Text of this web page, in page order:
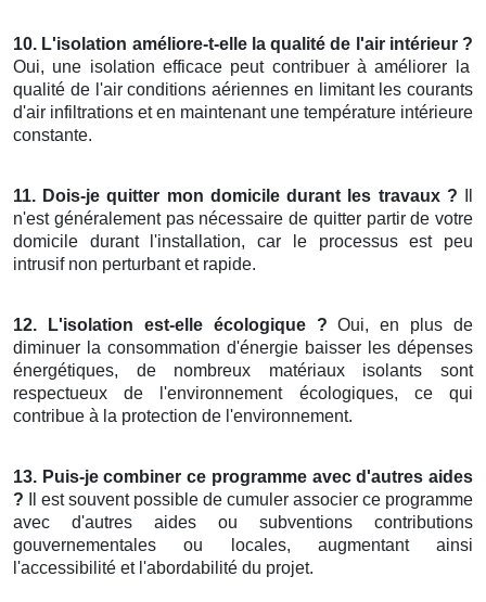
10. L'isolation améliore-t-elle la qualité de l'air intérieur ?
Oui, une isolation efficace peut contribuer à améliorer la
qualité de l'air conditions aériennes en limitant les courants
d'air infiltrations et en maintenant une température intérieure
constante.
11. Dois-je quitter mon domicile durant les travaux ?
n'est généralement pas nécessaire de quitter partir de votre
domicile durant l'installation, car le processus est peu
intrusif non perturbant et rapide.
12. L'isolation est-elle écologique ? Oui, en plus de
diminuer la consommation d'énergie baisser les dépenses
énergétiques, de nombreux matériaux isolants sont
respectueux de l'environnement écologiques, ce qui
contribue à la protection de l'environnement.
13. Puis-je combiner ce programme avec d'autres aides
? Il est souvent possible de cumuler associer ce programme
avec d'autres aides ou subventions contributions
gouvernementales ou locales, augmentant ainsi
l'accessibilité et l'abordabilité du projet.